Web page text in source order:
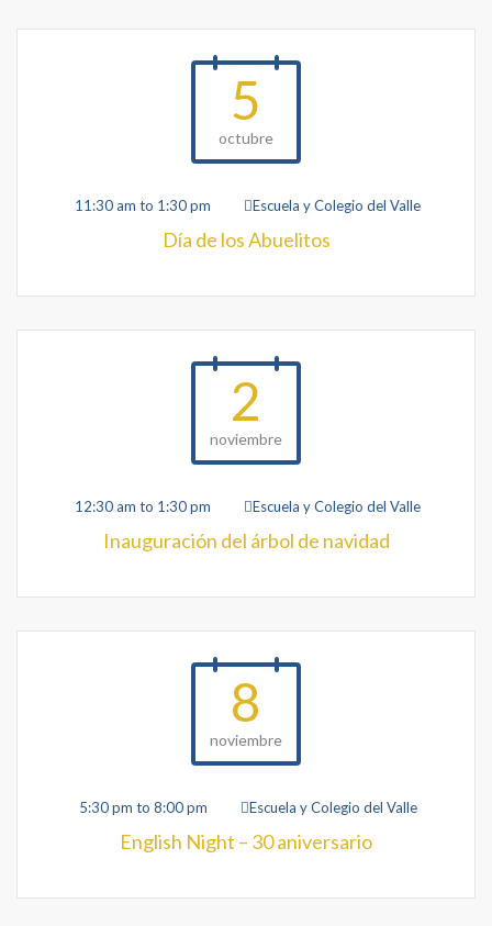
5
octubre
11:30 am to 1:30 pm Escuela y Colegio del Valle
Día de los Abuelitos
2
noviembre
12:30 am to 1:30 pm Escuela y Colegio del Valle
Inauguración del árbol de navidad
8
noviembre
5:30 pm to 8:00 pm Escuela y Colegio del Valle
English Night – 30 aniversario